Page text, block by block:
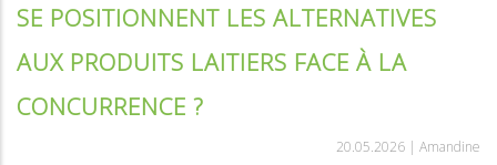
SE POSITIONNENT LES ALTERNATIVES
AUX PRODUITS LAITIERS FACE À LA
CONCURRENCE ?
20.05.2026 | Amandine